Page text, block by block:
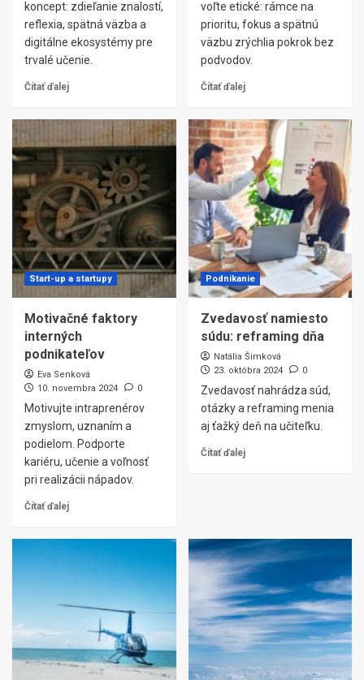
koncept: zdieľanie znalostí,
reflexia, spätná väzba a
digitálne ekosystémy pre
trvalé učenie.
Čítať ďalej
voľte etické: rámce na
prioritu, fokus a spätnú
väzbu zrýchlia pokrok bez
podvodov.
Čítať ďalej
Start-up a startupy
Motivačné faktory
interných
podnikateľov
Eva Senková
10. novembra 2024
0
Motivujte intraprenérov
zmyslom, uznaním a
podielom. Podporte
kariéru, učenie a voľnosť
pri realizácii nápadov.
Čítať ďalej
Podnikanie
Zvedavosť namiesto
súdu: reframing dňa
Natália Šimková
23. októbra 2024
0
Zvedavosť nahrádza súd,
otázky a reframing menia
aj ťažký deň na učiteľku.
Čítať ďalej